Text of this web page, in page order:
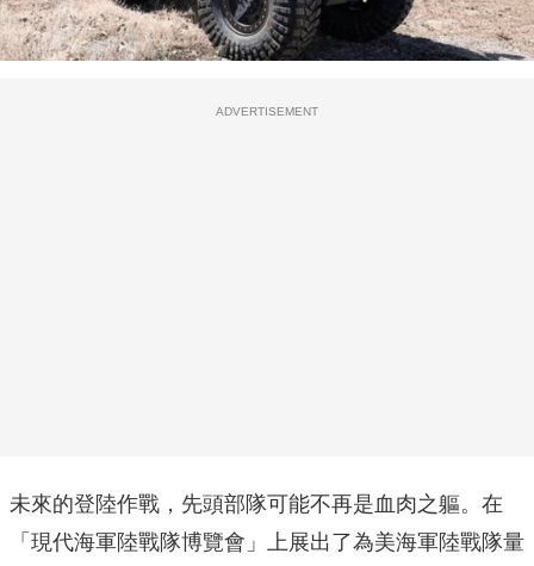
ADVERTISEMENT
未來的登陸作戰，先頭部隊可能不再是血肉之軀。在
「現代海軍陸戰隊博覽會」上展出了為美海軍陸戰隊量